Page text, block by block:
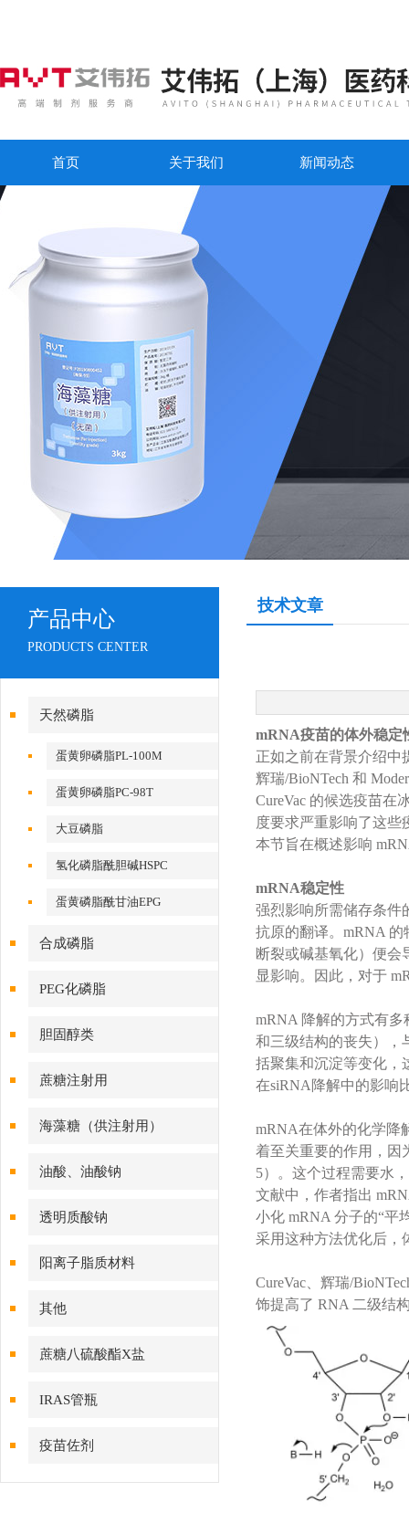
首页 关于我们 新闻动态
产品中心
PRODUCTS CENTER
天然磷脂
蛋黄卵磷脂PL-100M
蛋黄卵磷脂PC-98T
大豆磷脂
氢化磷脂酰胆碱HSPC
蛋黄磷脂酰甘油EPG
合成磷脂
PEG化磷脂
胆固醇类
蔗糖注射用
海藻糖（供注射用）
油酸、油酸钠
透明质酸钠
阳离子脂质材料
其他
蔗糖八硫酸酯X盐
IRAS管瓶
疫苗佐剂
技术文章
mRNA疫苗的体外稳定
正如之前在背景介绍中
辉瑞/BioNTech 和
CureVac 的候选疫苗在
度要求严重影响了这些
本节旨在概述影响
mRNA稳定性
强烈影响所需储存条件
抗原的翻译。mRNA 的
断裂或碱基氧化）便会
显影响。因此，对于
mRNA 降解的方式有
和三级结构的丧失），
括聚集和沉淀等变化，
在siRNA降解中的影响
mRNA在体外的化学降
着至关重要的作用，因
5）。这个过程需要水
文献中，作者指出
小化 mRNA 分子的“平
采用这种方法优化后，
CureVac、辉瑞/
饰提高了 RNA 二级结